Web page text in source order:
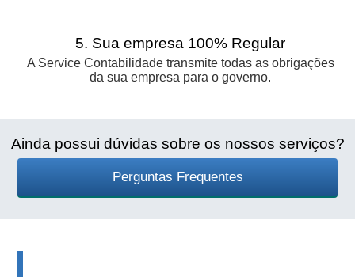
5. Sua empresa 100% Regular
A Service Contabilidade transmite todas as obrigações
da sua empresa para o governo.
Ainda possui dúvidas sobre os nossos serviços?
Perguntas Frequentes